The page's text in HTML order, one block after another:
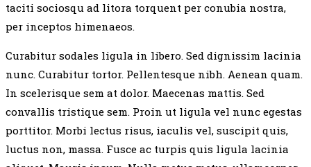
taciti sociosqu ad litora torquent per conubia nostra,
per inceptos himenaeos.
Curabitur sodales ligula in libero. Sed dignissim lacinia
nunc. Curabitur tortor. Pellentesque nibh. Aenean quam.
In scelerisque sem at dolor. Maecenas mattis. Sed
convallis tristique sem. Proin ut ligula vel nunc egestas
porttitor. Morbi lectus risus, iaculis vel, suscipit quis,
luctus non, massa. Fusce ac turpis quis ligula lacinia